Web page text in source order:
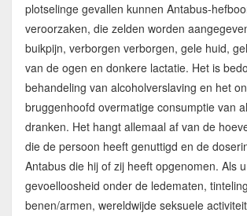
plotselinge gevallen kunnen Antabus-
veroorzaken, die zelden worden
buikpijn, verborgen verborgen, gele huid,
van de ogen en donkere lactatie. Het is
behandeling van alcoholverslaving en het
bruggenhoofd overmatige consumptie van
dranken. Het hangt allemaal af van de
die de persoon heeft genuttigd en de
Antabus die hij of zij heeft opgenomen. Als
gevoelloosheid onder de ledematen,
benen/armen, wereldwijde seksuele